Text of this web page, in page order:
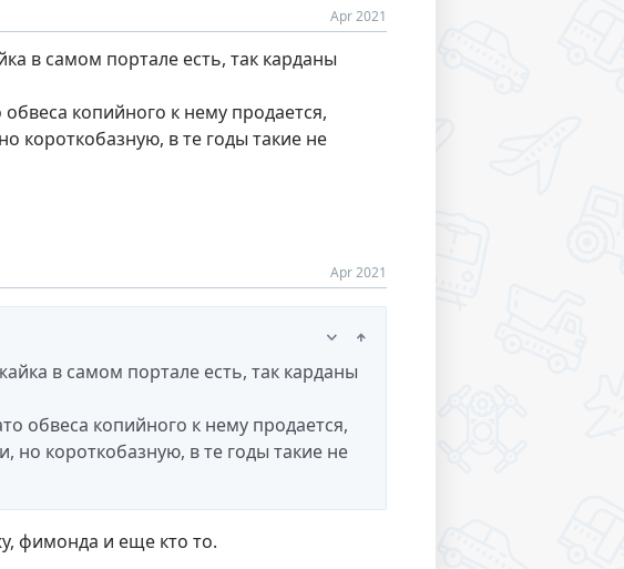
Apr 2021
в самом портале есть, так карданы
копийного к нему продается,
короткобазную, в те годы такие не
Apr 2021
в самом портале есть, так карданы
обвеса копийного к нему продается,
но короткобазную, в те годы такие не
фимонда и еще кто то.